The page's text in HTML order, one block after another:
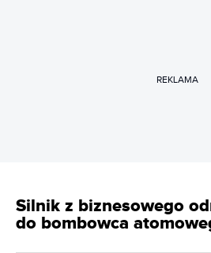
REKLAMA
Silnik z biznesowego
do bombowca